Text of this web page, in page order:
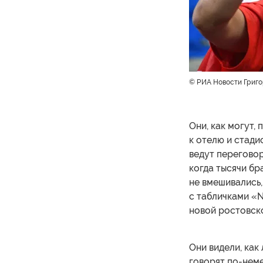
© РИА Новости
Они, как могут,
к отелю и
ведут
когда тысячи
не
с табличками
новой
Они видели, как